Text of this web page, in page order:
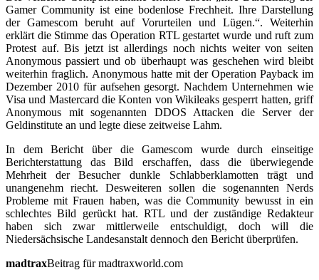
Gamer Community ist eine bodenlose Frechheit. Ihre Darstellung
der Gamescom beruht auf Vorurteilen und Lügen.“. Weiterhin
erklärt die Stimme das Operation RTL gestartet wurde und ruft zum
Protest auf. Bis jetzt ist allerdings noch nichts weiter von seiten
Anonymous passiert und ob überhaupt was geschehen wird bleibt
weiterhin fraglich. Anonymous hatte mit der Operation Payback im
Dezember 2010 für aufsehen gesorgt. Nachdem Unternehmen wie
Visa und Mastercard die Konten von Wikileaks gesperrt hatten, griff
Anonymous mit sogenannten DDOS Attacken die Server der
Geldinstitute an und legte diese zeitweise Lahm.
In dem Bericht über die Gamescom wurde durch einseitige
Berichterstattung das Bild erschaffen, dass die überwiegende
Mehrheit der Besucher dunkle Schlabberklamotten trägt und
unangenehm riecht. Desweiteren sollen die sogenannten Nerds
Probleme mit Frauen haben, was die Community bewusst in ein
schlechtes Bild gerückt hat. RTL und der zuständige Redakteur
haben sich zwar mittlerweile entschuldigt, doch will die
Niedersächsische Landesanstalt dennoch den Bericht überprüfen.
madtraxBeitrag für madtraxworld.com